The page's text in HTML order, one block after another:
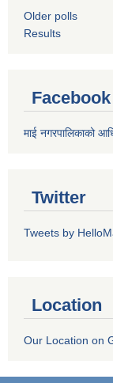
Older polls
Results
माई नगरपालिकाको
Twitter
Tweets by
Location
Our Location on